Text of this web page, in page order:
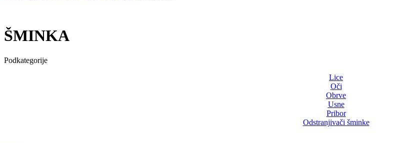
ŠMINKA
Podkategorije
Lice
Oči
Obrve
Usne
Pribor
Odstranjivači šminke